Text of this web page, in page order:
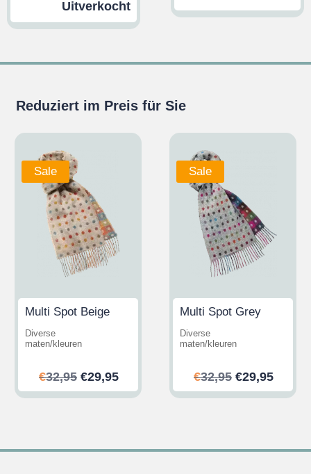
Uitverkocht
Reduziert im Preis für Sie
Sale
Multi Spot Beige
Diverse
maten/kleuren
€32,95 Ursprünglicher
Preis
€29,95Aktueller
Preis
Sale
Multi Spot Grey
Diverse
maten/kleuren
€32,95
Preis
€29,95
Preis